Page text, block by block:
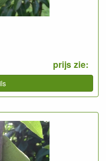
prijs zie: